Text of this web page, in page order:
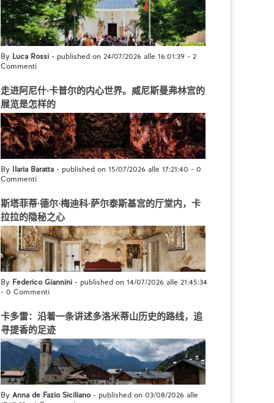
By Luca Rossi - published on 24/07/2026 alle 16:01:39 - 2
Commenti
走进阿尼什·卡普尔的内心世界。威尼斯曼弗林宫的
展览是怎样的
By Ilaria Baratta - published on 15/07/2026 alle 17:21:40 - 0
Commenti
斯塔菲蒂·德尔·梅迪科·萨尔泰斯基宫的厅堂内，卡
拉拉的隐秘之心
By Federico Giannini - published on 14/07/2026 alle 21:45:34
- 0 Commenti
卡多雷：沿着一条讲述多洛米蒂山历史的路线，追
寻提香的足迹
By Anna de Fazio Siciliano- published on 03/08/2026 alle